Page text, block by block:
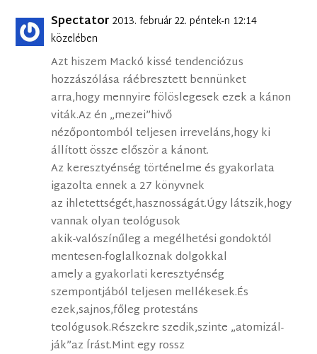
Spectator 2013. február 22. péntek-n 12:14
közelében
Azt hiszem Mackó kissé tendenciózus
hozzászólása ráébresztett bennünket
arra,hogy mennyire fölöslegesek ezek a kánon
viták.Az én „mezei”hivő
nézőpontomból teljesen irreveláns,hogy ki
állított össze először a kánont.
Az keresztyénség történelme és gyakorlata
igazolta ennek a 27 könyvnek
az ihletettségét,hasznosságát.Úgy látszik,hogy
vannak olyan teológusok
akik-valószínűleg a megélhetési gondoktól
mentesen-foglalkoznak dolgokkal
amely a gyakorlati keresztyénség
szempontjából teljesen mellékesek.És
ezek,sajnos,főleg protestáns
teológusok.Részekre szedik,szinte „atomizál-
ják”az Írást.Mint egy rossz